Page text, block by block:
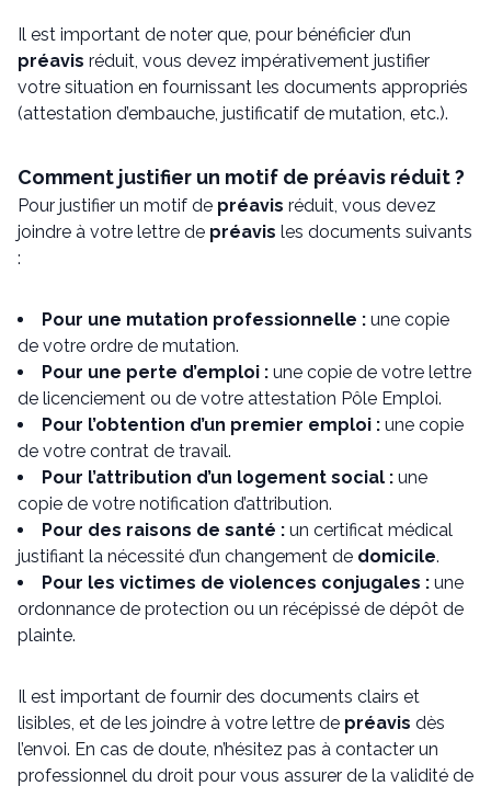
Il est important de noter que, pour bénéficier d’un
préavis réduit, vous devez impérativement justifier
votre situation en fournissant les documents appropriés
(attestation d’embauche, justificatif de mutation, etc.).
Comment justifier un motif de préavis réduit ?
Pour justifier un motif de préavis réduit, vous devez
joindre à votre lettre de préavis les documents suivants
:
Pour une mutation professionnelle : une copie
de votre ordre de mutation.
Pour une perte d’emploi : une copie de votre lettre
de licenciement ou de votre attestation Pôle Emploi.
Pour l’obtention d’un premier emploi : une copie
de votre contrat de travail.
Pour l’attribution d’un logement social : une
copie de votre notification d’attribution.
Pour des raisons de santé : un certificat médical
justifiant la nécessité d’un changement de domicile.
Pour les victimes de violences conjugales : une
ordonnance de protection ou un récépissé de dépôt de
plainte.
Il est important de fournir des documents clairs et
lisibles, et de les joindre à votre lettre de préavis dès
l’envoi. En cas de doute, n’hésitez pas à contacter un
professionnel du droit pour vous assurer de la validité de